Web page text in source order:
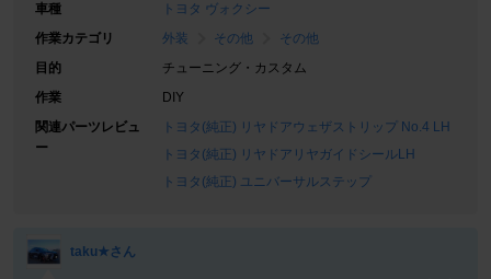
車種
トヨタ ヴォクシー
作業カテゴリ
外装 その他
その他
目的
チューニング・カスタム
作業
DIY
関連パーツレビュ
ー
トヨタ(純正) リヤドアウェザストリップ No.4 LH
トヨタ(純正) リヤドアリヤガイドシールLH
トヨタ(純正) ユニバーサルステップ
taku★さん